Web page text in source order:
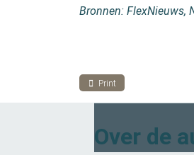
Bronnen: FlexNieuws,
Print
Over de